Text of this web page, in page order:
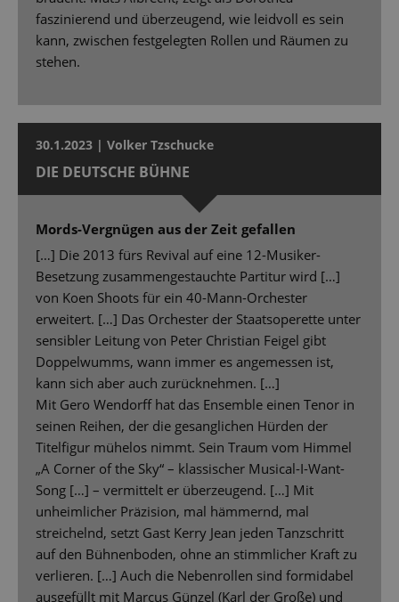
faszinierend und überzeugend, wie leidvoll es sein
kann, zwischen festgelegten Rollen und Räumen zu
stehen.
30.1.2023 | Volker Tzschucke
DIE DEUTSCHE BÜHNE
Mords-Vergnügen aus der Zeit gefallen
[…] Die 2013 fürs Revival auf eine 12-Musiker-
Besetzung zusammengestauchte Partitur wird […]
von Koen Shoots für ein 40-Mann-Orchester
erweitert. […] Das Orchester der Staatsoperette unter
sensibler Leitung von Peter Christian Feigel gibt
Doppelwumms, wann immer es angemessen ist,
kann sich aber auch zurücknehmen. […]
Mit Gero Wendorff hat das Ensemble einen Tenor in
seinen Reihen, der die gesanglichen Hürden der
Titelfigur mühelos nimmt. Sein Traum vom Himmel
„A Corner of the Sky“ – klassischer Musical-I-Want-
Song […] – vermittelt er überzeugend. […] Mit
unheimlicher Präzision, mal hämmernd, mal
streichelnd, setzt Gast Kerry Jean jeden Tanzschritt
auf den Bühnenboden, ohne an stimmlicher Kraft zu
verlieren. […] Auch die Nebenrollen sind formidabel
ausgefüllt mit Marcus Günzel (Karl der Große) und